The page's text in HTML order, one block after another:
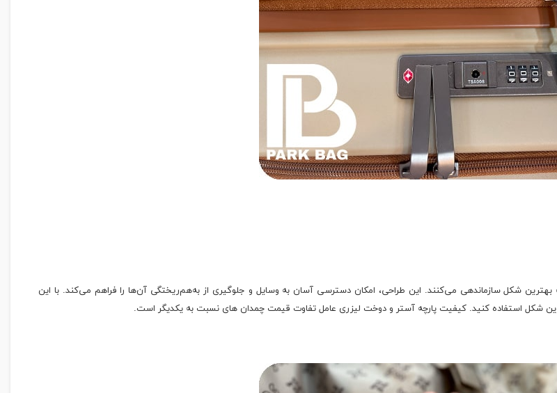
را به بهترین شکل سازماندهی می‌کنند. این طراحی، امکان دسترسی آسان به وسایل و جلوگیری از به‌هم‌ریختگی آن‌ها را فراهم می‌کند. با این
شکل استفاده کنید. کیفیت پارچه آستر و دوخت لیزری عامل تفاوت قیمت چمدان های نسبت به یکدیگر است.